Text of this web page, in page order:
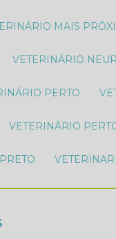
MAIS
VETERINÁRIO
PERTO
VETERINÁRIO